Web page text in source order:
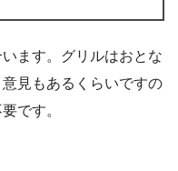
ます。グリルはおとな
見もあるくらいですの
です。